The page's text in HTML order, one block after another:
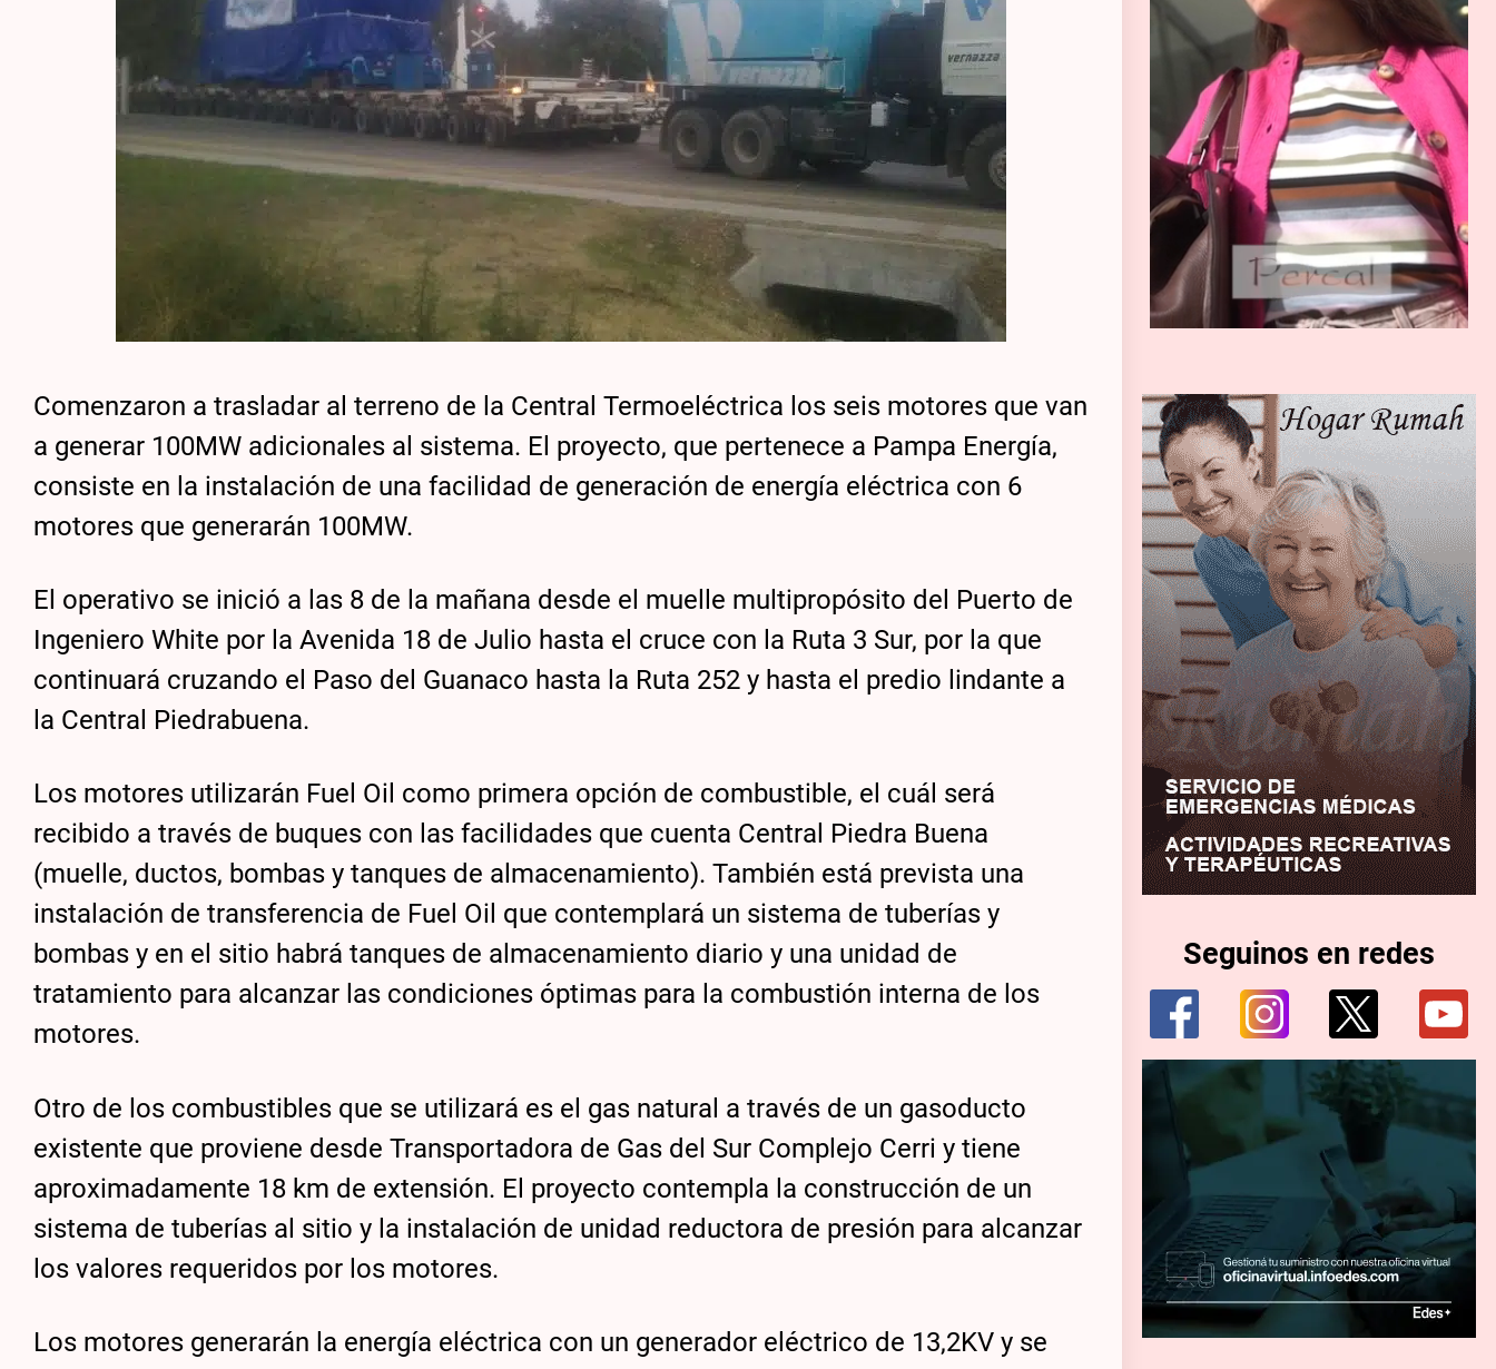
Comenzaron a trasladar al terreno de la Central Termoeléctrica los seis motores que van
a generar 100MW adicionales al sistema. El proyecto, que pertenece a Pampa Energía,
consiste en la instalación de una facilidad de generación de energía eléctrica con 6
motores que generarán 100MW.
El operativo se inició a las 8 de la mañana desde el muelle multipropósito del Puerto de
Ingeniero White por la Avenida 18 de Julio hasta el cruce con la Ruta 3 Sur, por la que
continuará cruzando el Paso del Guanaco hasta la Ruta 252 y hasta el predio lindante a
la Central Piedrabuena.
Los motores utilizarán Fuel Oil como primera opción de combustible, el cuál será
recibido a través de buques con las facilidades que cuenta Central Piedra Buena
(muelle, ductos, bombas y tanques de almacenamiento). También está prevista una
instalación de transferencia de Fuel Oil que contemplará un sistema de tuberías y
bombas y en el sitio habrá tanques de almacenamiento diario y una unidad de
tratamiento para alcanzar las condiciones óptimas para la combustión interna de los
motores.
Otro de los combustibles que se utilizará es el gas natural a través de un gasoducto
existente que proviene desde Transportadora de Gas del Sur Complejo Cerri y tiene
aproximadamente 18 km de extensión. El proyecto contempla la construcción de un
sistema de tuberías al sitio y la instalación de unidad reductora de presión para alcanzar
los valores requeridos por los motores.
Los motores generarán la energía eléctrica con un generador eléctrico de 13,2KV y se
Seguinos en redes